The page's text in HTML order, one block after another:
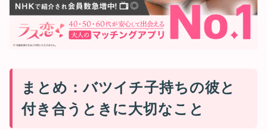
まとめ：バツイチ子持ちの彼と
付き合うときに大切なこと